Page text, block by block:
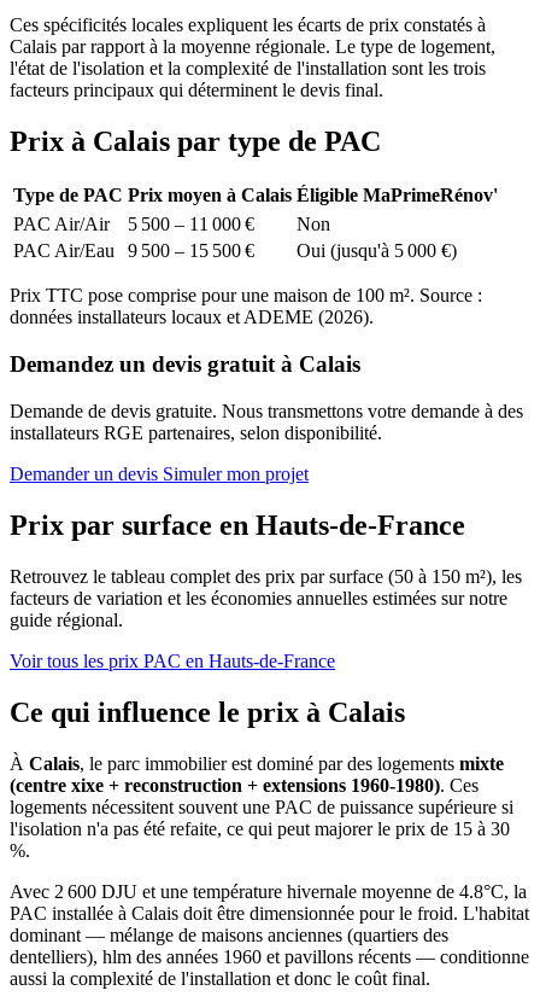
Ces spécificités locales expliquent les écarts de prix constatés à
Calais par rapport à la moyenne régionale. Le type de logement,
l'état de l'isolation et la complexité de l'installation sont les trois
facteurs principaux qui déterminent le devis final.
Prix à Calais par type de PAC
Type de PAC Prix moyen à Calais Éligible MaPrimeRénov'
PAC Air/Air
5 500 – 11 000 €
Non
PAC Air/Eau
9 500 – 15 500 € Oui (jusqu'à 5 000 €)
Prix TTC pose comprise pour une maison de 100 m². Source :
données installateurs locaux et ADEME (2026).
Demandez un devis gratuit à Calais
Demande de devis gratuite. Nous transmettons votre demande à des
installateurs RGE partenaires, selon disponibilité.
Demander un devis Simuler mon projet
Prix par surface en Hauts-de-France
Retrouvez le tableau complet des prix par surface (50 à 150 m²), les
facteurs de variation et les économies annuelles estimées sur notre
guide régional.
Voir tous les prix PAC en Hauts-de-France
Ce qui influence le prix à Calais
À Calais, le parc immobilier est dominé par des logements mixte
(centre xixe + reconstruction + extensions 1960-1980). Ces
logements nécessitent souvent une PAC de puissance supérieure si
l'isolation n'a pas été refaite, ce qui peut majorer le prix de 15 à 30
%.
Avec 2 600 DJU et une température hivernale moyenne de 4.8°C, la
PAC installée à Calais doit être dimensionnée pour le froid. L'habitat
dominant — mélange de maisons anciennes (quartiers des
dentelliers), hlm des années 1960 et pavillons récents — conditionne
aussi la complexité de l'installation et donc le coût final.